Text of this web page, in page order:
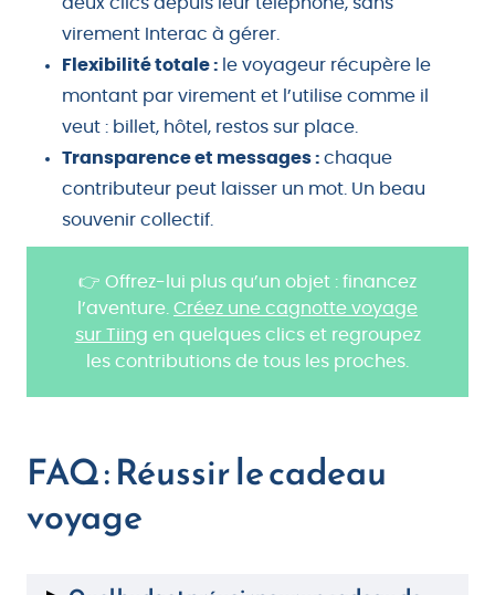
virement Interac à gérer.
Flexibilité totale : le voyageur récupère le
montant par virement et l’utilise comme il
veut : billet, hôtel, restos sur place.
Transparence et messages : chaque
contributeur peut laisser un mot. Un beau
souvenir collectif.
👉 Offrez-lui plus qu’un objet : financez
l’aventure. Créez une cagnotte voyage
sur Tiing en quelques clics et regroupez
les contributions de tous les proches.
FAQ : Réussir le cadeau
voyage